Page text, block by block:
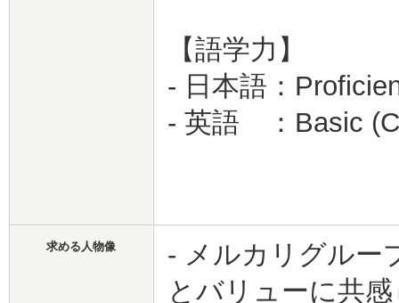
【語学力】
- 日本語：
- 英語 ：Basic
求める人物像
- メルカリグルー
とバリューに共